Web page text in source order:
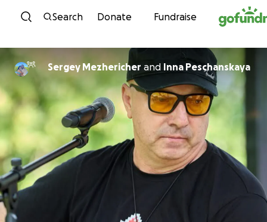
Skip to content
Search Donate Fundraise
Sergey Mezhericher and Inna Peschanskaya